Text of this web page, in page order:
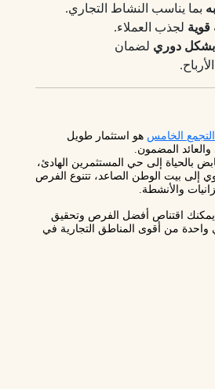
بما يناسب النشاط التجاري.
لجذب العملاء.
بشكل دوري لضمان
الخامس هو استثمار طويل
والعائد المضمون.
بالحياة إلى حي المستثمرين الهادئ،
إلى بيت الوطن الصاعد، تتنوع الفرص
والأنشطة.
يمكنك اقتناص أفضل الفرص وتحقيق
واحدة من
أقوى المناطق التجارية في